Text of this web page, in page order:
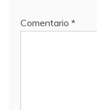
Comentario *